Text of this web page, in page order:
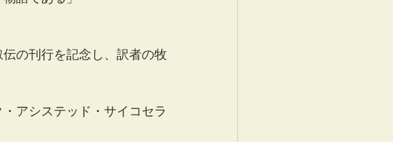
の刊行を記念し、訳者の牧
アシステッド・サイコセラ